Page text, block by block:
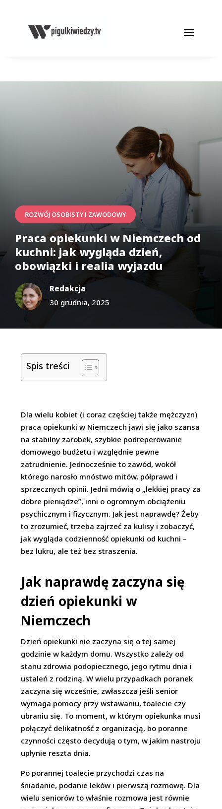
ROZWÓJ OSOBISTY I ZAWODOWY
Praca opiekunki w Niemczech od
kuchni: jak wygląda dzień,
obowiązki i realia wyjazdu
Redakcja
30 grudnia, 2025
Spis treści
Dla wielu kobiet (i coraz częściej także mężczyzn)
praca opiekunki w Niemczech jawi się jako szansa
na stabilny zarobek, szybkie podreperowanie
domowego budżetu i względnie pewne
zatrudnienie. Jednocześnie to zawód, wokół
którego narosło mnóstwo mitów, półprawd i
sprzecznych opinii. Jedni mówią o „lekkiej pracy za
dobre pieniądze”, inni o ogromnym obciążeniu
psychicznym i fizycznym. Jak jest naprawdę? Żeby
to zrozumieć, trzeba zajrzeć za kulisy i zobaczyć,
jak wygląda codzienność opiekunki od kuchni –
bez lukru, ale też bez straszenia.
Jak naprawdę zaczyna się
dzień opiekunki w
Niemczech
Dzień opiekunki nie zaczyna się o tej samej
godzinie w każdym domu. Wszystko zależy od
stanu zdrowia podopiecznego, jego rytmu dnia i
ustaleń z rodziną. W wielu przypadkach poranek
zaczyna się wcześnie, zwłaszcza jeśli senior
wymaga pomocy przy wstawaniu, toalecie czy
ubraniu się. To moment, w którym opiekunka musi
połączyć delikatność z organizacją, bo poranne
czynności często decydują o tym, w jakim nastroju
upłynie reszta dnia.
Po porannej toalecie przychodzi czas na
śniadanie, podanie leków i pierwszą rozmowę. Dla
wielu seniorów to właśnie rozmowa jest równie